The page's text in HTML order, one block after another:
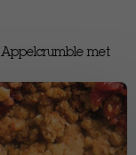
Appelcrumble met